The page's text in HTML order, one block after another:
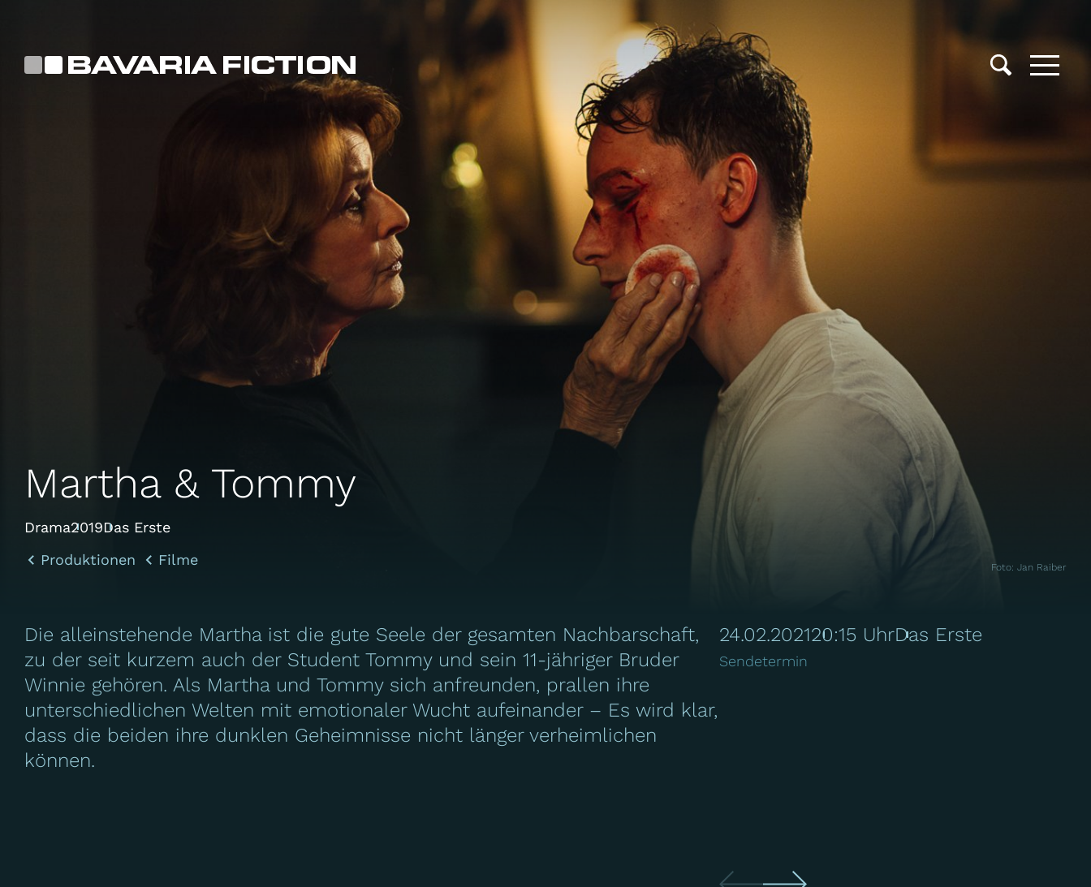
Inhalt
Martha & Tommy
Drama2019Das Erste
Produktionen
Filme Foto: Jan Raiber
Die alleinstehende Martha ist die gute Seele der gesamten Nachbarschaft,
zu der seit kurzem auch der Student Tommy und sein 11-jähriger Bruder
Winnie gehören. Als Martha und Tommy sich anfreunden, prallen ihre
unterschiedlichen Welten mit emotionaler Wucht aufeinander – Es wird klar,
dass die beiden ihre dunklen Geheimnisse nicht länger verheimlichen
können.
24.02.202120:15 UhrDas Erste
Sendetermin